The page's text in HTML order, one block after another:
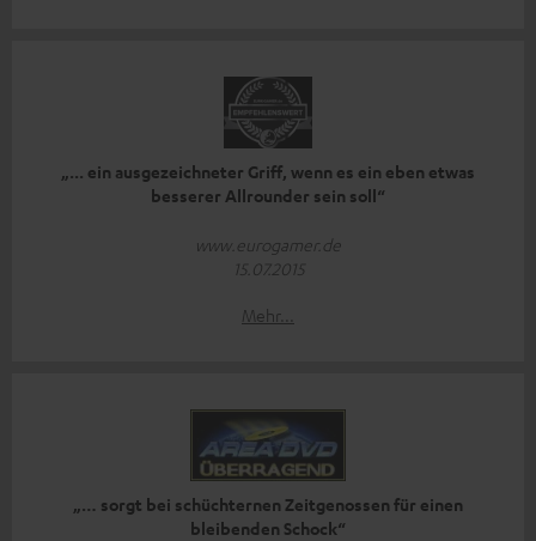
„... ein ausgezeichneter Griff, wenn es ein eben etwas
besserer Allrounder sein soll“
www.eurogamer.de
15.07.2015
Mehr...
„… sorgt bei schüchternen Zeitgenossen für einen
bleibenden Schock“